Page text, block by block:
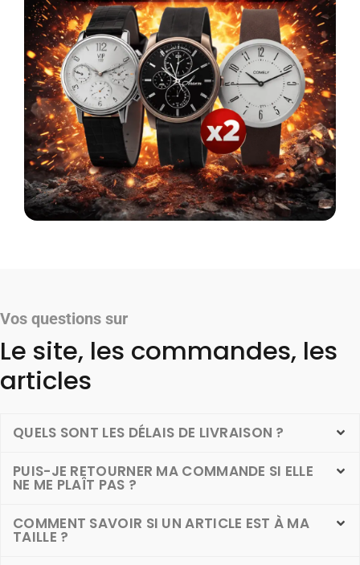
Vos questions sur
Le site, les commandes, les
articles
QUELS SONT LES DÉLAIS DE LIVRAISON ?
PUIS-JE RETOURNER MA COMMANDE SI ELLE
NE ME PLAÎT PAS ?
COMMENT SAVOIR SI UN ARTICLE EST À MA
TAILLE ?